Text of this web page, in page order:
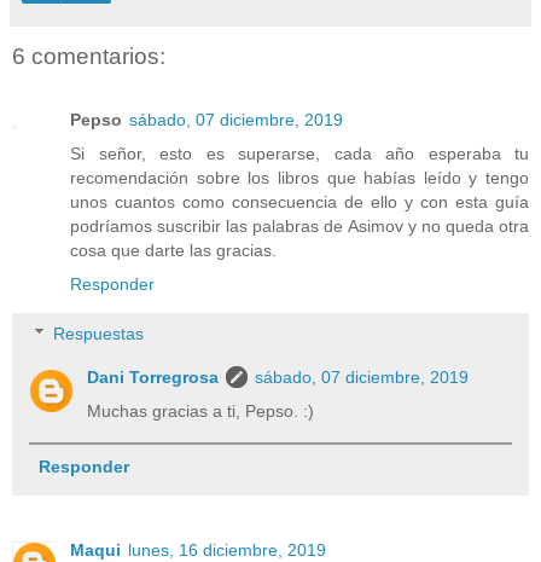
6 comentarios:
Pepso sábado, 07 diciembre, 2019
Si señor, esto es superarse, cada año esperaba tu
recomendación sobre los libros que habías leído y tengo
unos cuantos como consecuencia de ello y con esta guía
podríamos suscribir las palabras de Asimov y no queda otra
cosa que darte las gracias.
Responder
Respuestas
Dani Torregrosa
sábado, 07 diciembre, 2019
Muchas gracias a ti, Pepso. :)
Responder
Maqui lunes, 16 diciembre, 2019